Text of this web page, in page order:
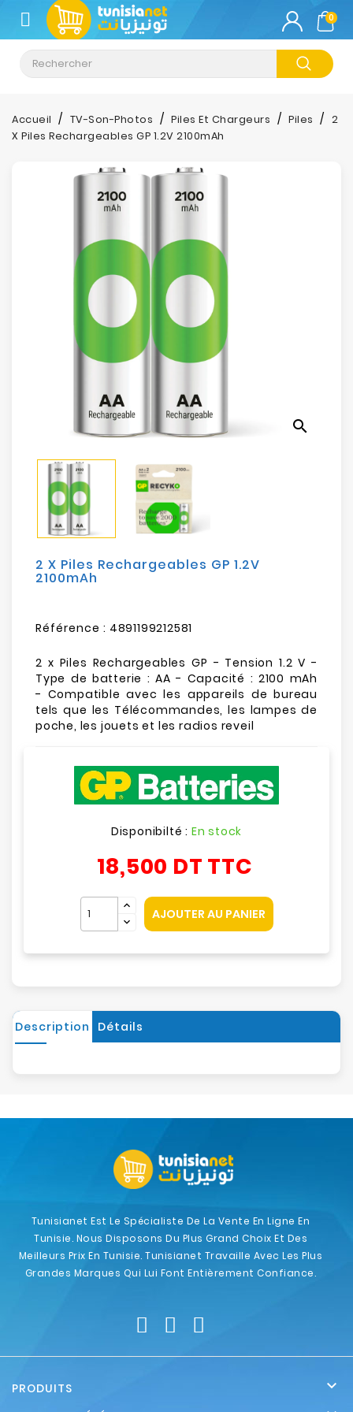
CATÉGORIE
Climatisation
Informatique
Stockage
Bureautique
Sécurité
Mobilités
0
Accueil TV-Son-Photos Piles Et Chargeurs Piles
2
X Piles Rechargeables GP 1.2V 2100mAh
search
2 X Piles Rechargeables GP 1.2V
2100mAh
Référence : 4891199212581
2 x Piles Rechargeables GP - Tension 1.2 V -
Type de batterie : AA - Capacité : 2100 mAh
- Compatible avec les appareils de bureau
tels que les Télécommandes, les lampes de
poche, les jouets et les radios reveil
Disponibilté : En stock
18,500 DT TTC
AJOUTER AU PANIER
Description Détails
Tunisianet Est Le Spécialiste De La Vente En Ligne En
Tunisie. Nous Disposons Du Plus Grand Choix Et Des
Meilleurs Prix En Tunisie. Tunisianet Travaille Avec Les Plus
Grandes Marques Qui Lui Font Entièrement Confiance.
PRODUITS 